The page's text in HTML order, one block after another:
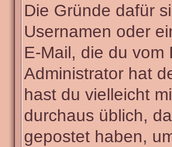
Die Gründe dafür
Usernamen oder
E-Mail, die du
Administrator hat
hast du vielleicht
durchaus üblich,
gepostet haben,